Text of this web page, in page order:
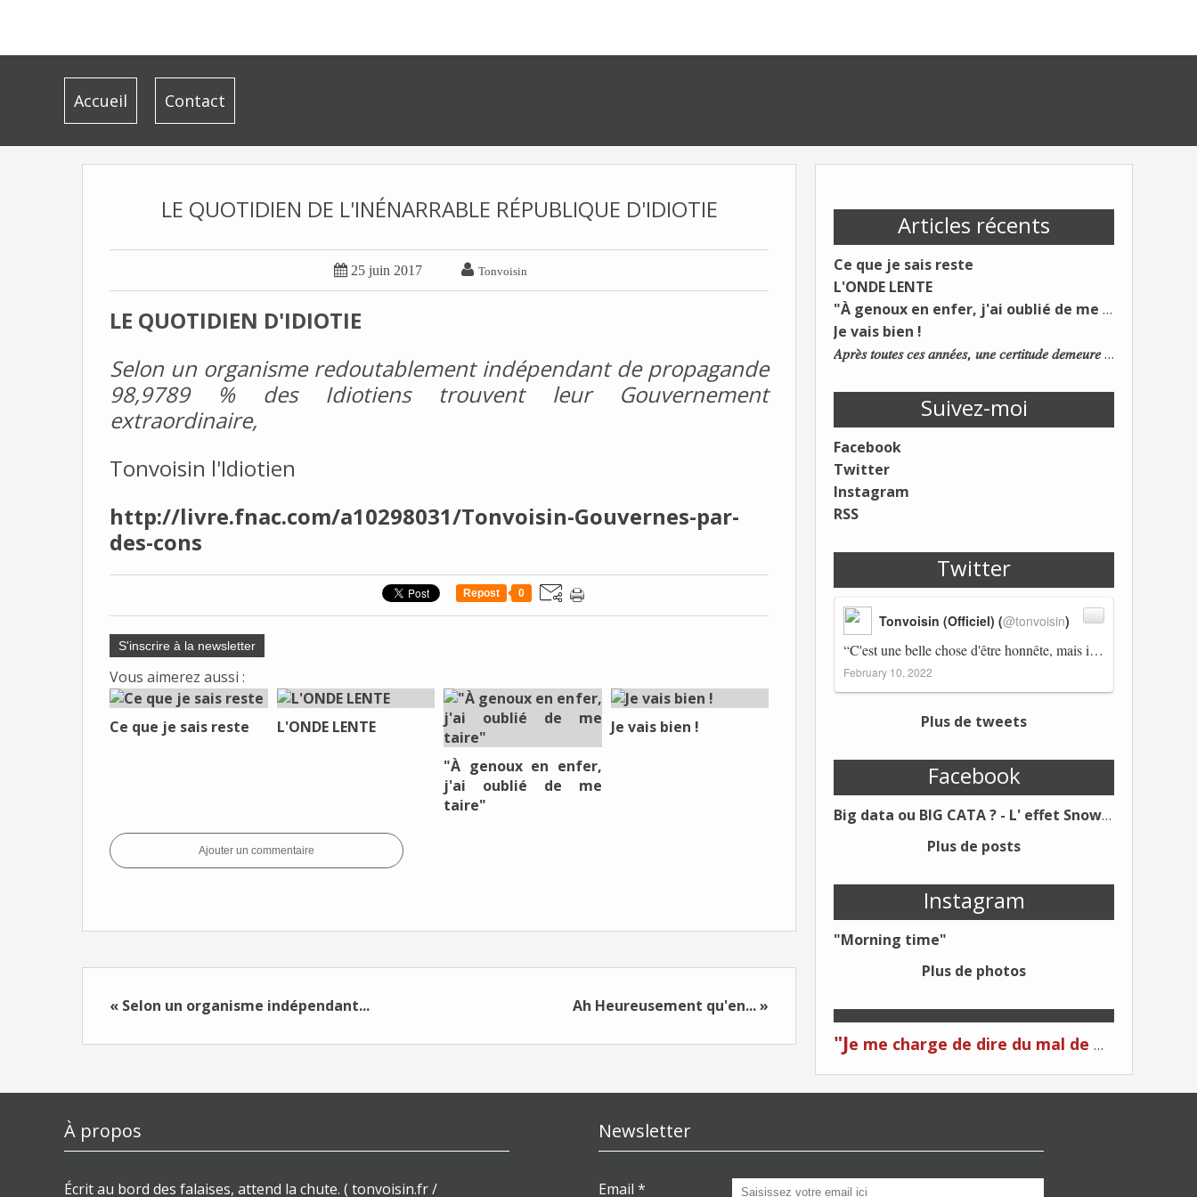
Accueil Contact
Articles récents
Ce que je sais reste
L'ONDE LENTE
"À genoux en enfer, j'ai oublié de me taire"
Je vais bien !
𝐴𝑝𝑟𝑒̀𝑠 𝑡𝑜𝑢𝑡𝑒𝑠 𝑐𝑒𝑠 𝑎𝑛𝑛𝑒́𝑒𝑠, 𝑢𝑛𝑒 𝑐𝑒𝑟𝑡𝑖𝑡𝑢𝑑𝑒 𝑑𝑒𝑚𝑒𝑢𝑟𝑒 : 𝐿𝑒 𝑚𝑜𝑛𝑑𝑒 𝑑𝑢 𝑡𝑟𝑎𝑣𝑎𝑖𝑙 𝑐ℎ𝑎𝑛𝑔𝑒. 𝐿𝑒𝑠 𝑐𝑜𝑛𝑠 𝑠'𝑎𝑑𝑎𝑝𝑡𝑒𝑛𝑡 :)
Suivez-moi
Facebook
Twitter
Instagram
RSS
Twitter
“C'est une belle chose d'être honnête, mais il est également important d'avoir raison.” Winston Churchill Réplico…
Tonvoisin (Officiel) (@tonvoisin)
February 10, 2022
Plus de tweets
Facebook
Big data ou BIG CATA ? - L' effet Snowden - Editions Kawa - Un Éditeur différent !
Plus de posts
Instagram
"Morning time"
Plus de photos
"Je me charge de dire du mal de moi... Quand on me critique... C'est du plagiat ! "
LE QUOTIDIEN DE L'INÉNARRABLE RÉPUBLIQUE D'IDIOTIE
 25 juin 2017  Tonvoisin
LE QUOTIDIEN D'IDIOTIE
Selon un organisme redoutablement indépendant de propagande
98,9789 % des Idiotiens trouvent leur Gouvernement
extraordinaire,
Tonvoisin l'Idiotien
http://livre.fnac.com/a10298031/Tonvoisin-Gouvernes-par-
des-cons
Repost 0
S'inscrire à la newsletter
Vous aimerez aussi :
Ce que je sais reste
L'ONDE LENTE
"À genoux en enfer,
j'ai oublié de me
taire"
Je vais bien !
Ajouter un commentaire
« Selon un organisme indépendant... Ah Heureusement qu'en... »
À propos
Écrit au bord des falaises, attend la chute. ( tonvoisin.fr /
Newsletter
Email